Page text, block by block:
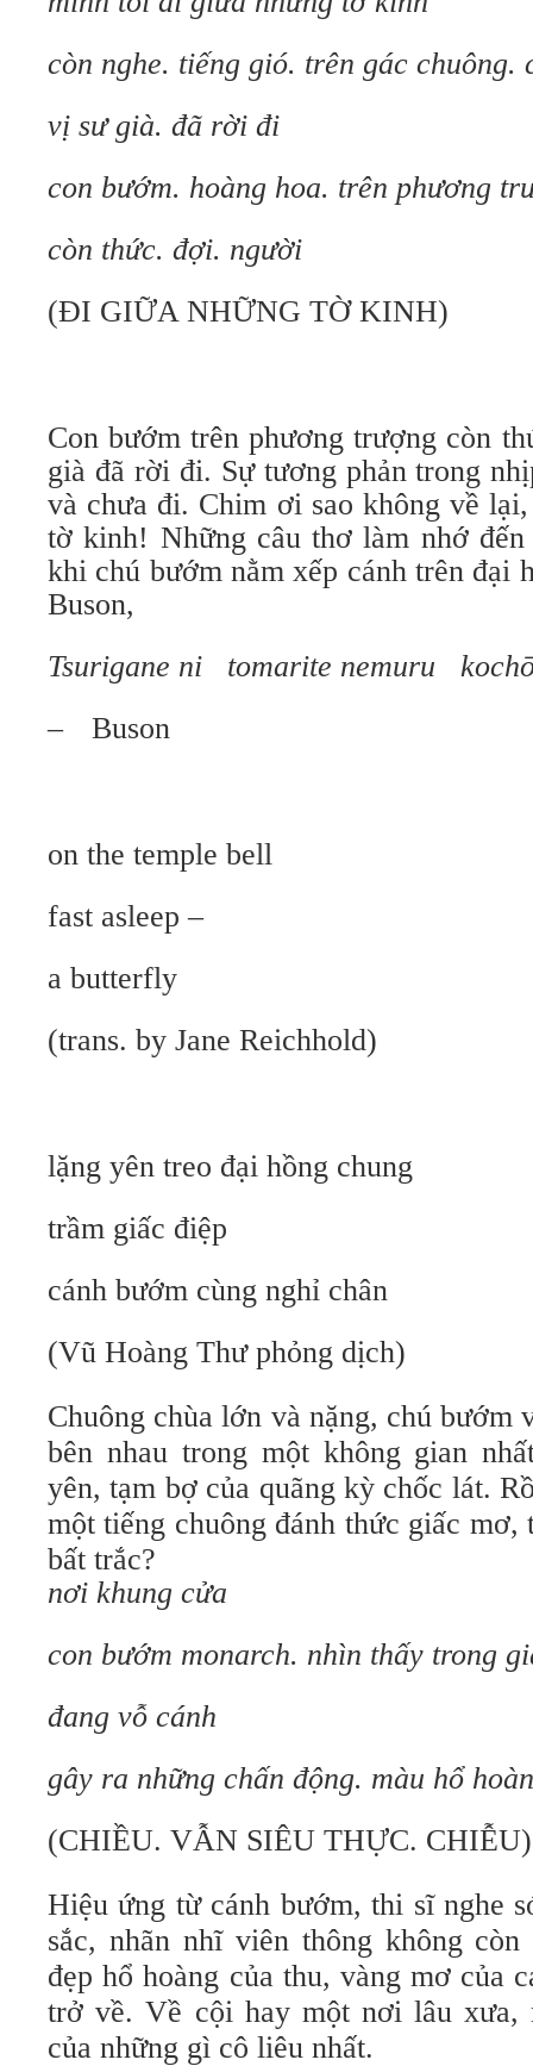
còn nghe. tiếng gió. trên gác chuông.
vị sư già. đã rời đi
con bướm. hoàng hoa. trên phương
còn thức. đợi. người
(ĐI GIỮA NHỮNG TỜ KINH)
Con bướm trên phương trượng còn
già đã rời đi. Sự tương phản trong
và chưa đi. Chim ơi sao không về
tờ kinh! Những câu thơ làm nhớ
khi chú bướm nằm xếp cánh trên đại
Buson,
Tsurigane ni tomarite nemuru
–
Buson
on the temple bell
fast asleep –
a butterfly
(trans. by Jane Reichhold)
lặng yên treo đại hồng chung
trầm giấc điệp
cánh bướm cùng nghỉ chân
(Vũ Hoàng Thư phỏng dịch)
Chuông chùa lớn và nặng, chú bướm
bên nhau trong một không gian
yên, tạm bợ của quãng kỳ chốc lát.
một tiếng chuông đánh thức giấc mơ,
bất trắc?
nơi khung cửa
con bướm monarch. nhìn thấy trong
đang vỗ cánh
gây ra những chấn động. màu hổ
(CHIỀU. VẪN SIÊU THỰC. CHIỄU)
Hiệu ứng từ cánh bướm, thi sĩ nghe
sắc, nhãn nhĩ viên thông không
đẹp hổ hoàng của thu, vàng mơ của
trở về. Về cội hay một nơi lâu xưa,
của những gì cô liêu nhất.